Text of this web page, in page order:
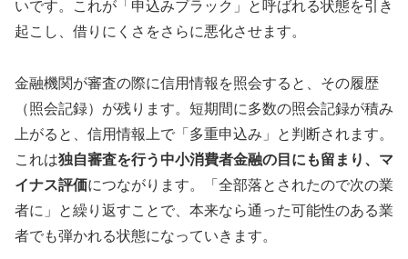
いです。これが「申込みブラック」と呼ばれる状態を引き
起こし、借りにくさをさらに悪化させます。
金融機関が審査の際に信用情報を照会すると、その履歴
（照会記録）が残ります。短期間に多数の照会記録が積み
上がると、信用情報上で「多重申込み」と判断されます。
これは独自審査を行う中小消費者金融の目にも留まり、マ
イナス評価につながります。「全部落とされたので次の業
者に」と繰り返すことで、本来なら通った可能性のある業
者でも弾かれる状態になっていきます。